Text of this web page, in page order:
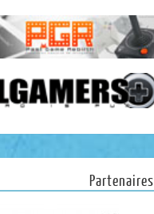
Partenaires